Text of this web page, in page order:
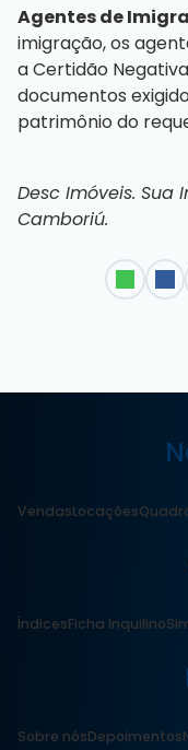
Agentes de
imigração, os
a Certidão
documentos
patrimônio do
Desc Imóveis. Sua
Camboriú.
VendasLocações
ÍndicesFicha Inquilino
Sobre nósDepoimentos